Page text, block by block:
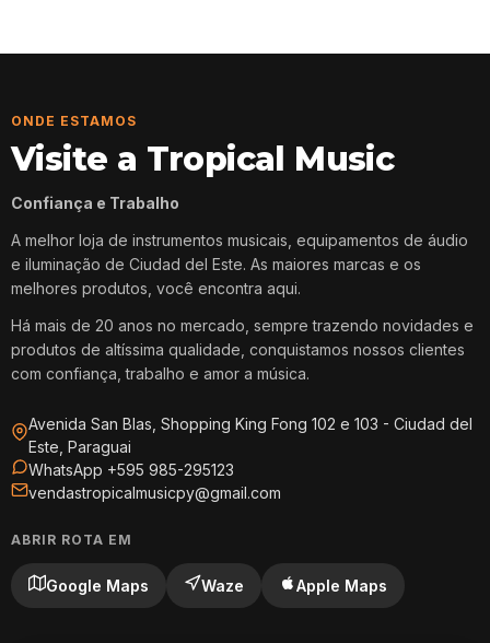
ONDE ESTAMOS
Visite a Tropical Music
Confiança e Trabalho
A melhor loja de instrumentos musicais, equipamentos de áudio
e iluminação de Ciudad del Este. As maiores marcas e os
melhores produtos, você encontra aqui.
Há mais de 20 anos no mercado, sempre trazendo novidades e
produtos de altíssima qualidade, conquistamos nossos clientes
com confiança, trabalho e amor a música.
Avenida San Blas, Shopping King Fong 102 e 103 - Ciudad del
Este, Paraguai
WhatsApp +595 985-295123
vendastropicalmusicpy@gmail.com
ABRIR ROTA EM
Google Maps Waze Apple Maps